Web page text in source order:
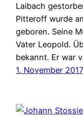
Laibach
Pitteroff wurde
geboren. Seine
Vater Leopold.
bekannt. Er war
1. November 2017